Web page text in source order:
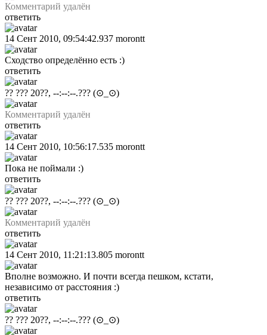
Комментарий удалён
ответить
14 Сент 2010, 09:54:42.937 morontt
Сходство определённо есть :)
ответить
?? ??? 20??, --:--:--.??? (⊙_⊙)
Комментарий удалён
ответить
14 Сент 2010, 10:56:17.535 morontt
Пока не поймали :)
ответить
?? ??? 20??, --:--:--.??? (⊙_⊙)
Комментарий удалён
ответить
14 Сент 2010, 11:21:13.805 morontt
Вполне возможно. И почти всегда пешком, кстати,
независимо от расстояния :)
ответить
?? ??? 20??, --:--:--.??? (⊙_⊙)